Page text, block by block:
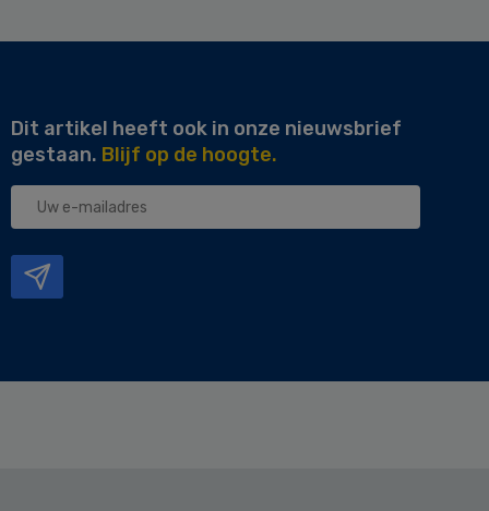
Dit artikel heeft ook in onze nieuwsbrief
gestaan. Blijf op de hoogte.
Uw